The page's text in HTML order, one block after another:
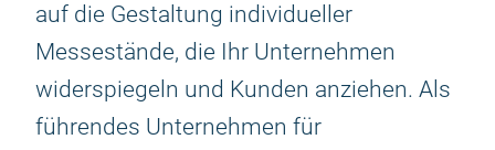
auf die Gestaltung individueller
Messestände, die Ihr Unternehmen
widerspiegeln und Kunden anziehen. Als
führendes Unternehmen für